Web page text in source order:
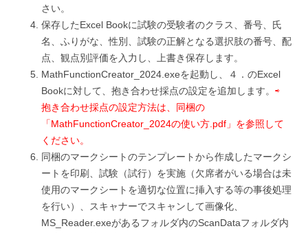
さい。
保存したExcel Bookに試験の受験者のクラス、番号、氏
名、ふりがな、性別、試験の正解となる選択肢の番号、配
点、観点別評価を入力し、上書き保存します。
MathFunctionCreator_2024.exeを起動し、４．のExcel
Bookに対して、抱き合わせ採点の設定を追加します。 ⇨
抱き合わせ採点の設定方法は、同梱の
「MathFunctionCreator_2024の使い方.pdf」を参照して
ください。
同梱のマークシートのテンプレートから作成したマークシ
ートを印刷、試験（試行）を実施（欠席者がいる場合は未
使用のマークシートを適切な位置に挿入する等の事後処理
を行い）、スキャナーでスキャンして画像化、
MS_Reader.exeがあるフォルダ内のScanDataフォルダ内